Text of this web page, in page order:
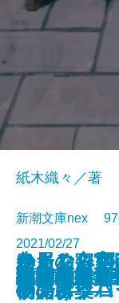
夜空に泳
リバース
少しぐら
子の言葉―
野の春―
からくり
の賭け―
地球星人
愛さずに
絹と明察
さよなら
い。5
残業のあ
紙木織々／著
新潮文庫nex
2021/02/27
文庫電子書籍あり
いっちみ
―
生きると
春待ち雑
結婚のた
鳥居の密
サンタク
わたし、
倒！パワ
富山地方鉄
出版禁止
ふたりぐ
ペインレ
いて―